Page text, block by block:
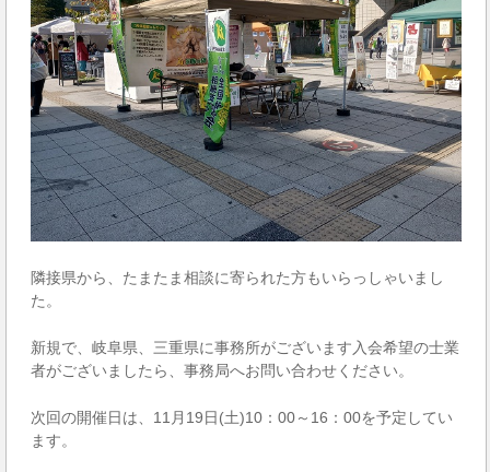
隣接県から、たまたま相談に寄られた方もいらっしゃいまし
た。
新規で、岐阜県、三重県に事務所がございます入会希望の士業
者がございましたら、事務局へお問い合わせください。
次回の開催日は、11月19日(土)10：00～16：00を予定してい
ます。